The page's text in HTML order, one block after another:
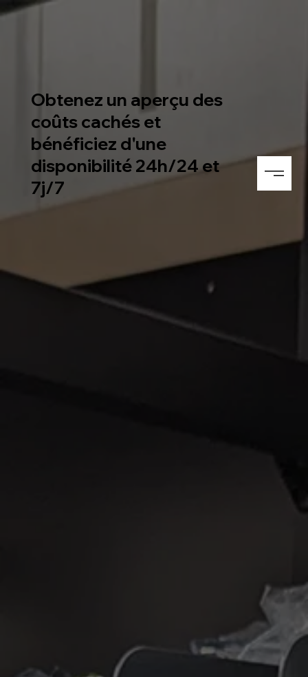
Obtenez un aperçu des
coûts cachés et
bénéficiez d'une
disponibilité 24h/24 et
7j/7